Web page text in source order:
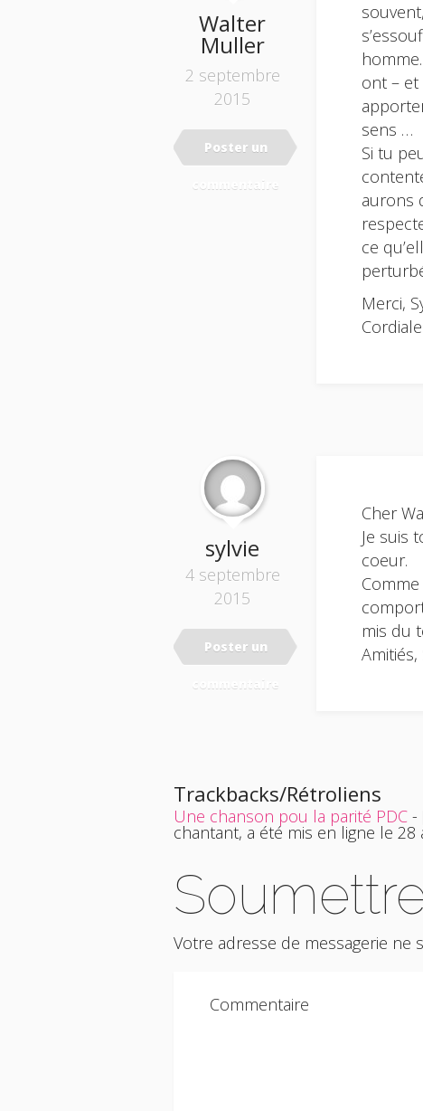
Walter
Muller
2 septembre
2015
Poster un
commentaire
ont – et
sens …
Si tu
aurons
ce
Merci,
sylvie
4 septembre
2015
Poster un
commentaire
Cher
Je suis
coeur.
mis du
Amitiés,
Trackbacks/Rétroliens
Une chanson pou la parité PDC -
chantant, a été mis en ligne le 28
Votre adresse de messagerie ne